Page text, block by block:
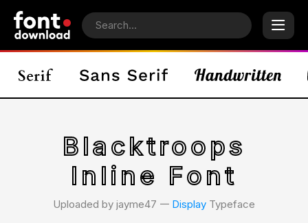
Blacktroops
Inline Font
Uploaded by jayme47 𑁋 Display Typeface